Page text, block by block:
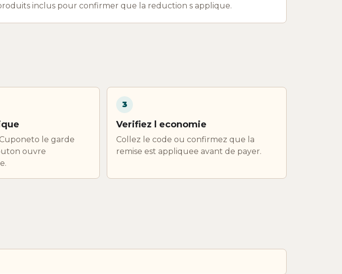
inclus pour confirmer que la reduction s applique.
le garde
ouvre
3
Verifiez l economie
Collez le code ou confirmez que la
remise est appliquee avant de payer.